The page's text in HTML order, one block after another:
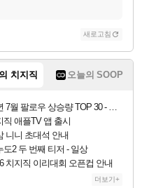
새로고침
치지직 오늘의 SOOP
월 팔로우 상승량 TOP 30 - 월간 치지직
직 애플TV 앱 출시
니니 초대석 안내
도2 두 번째 티저 - 일상
치지직 이리대회 오픈컵 안내
더보기+